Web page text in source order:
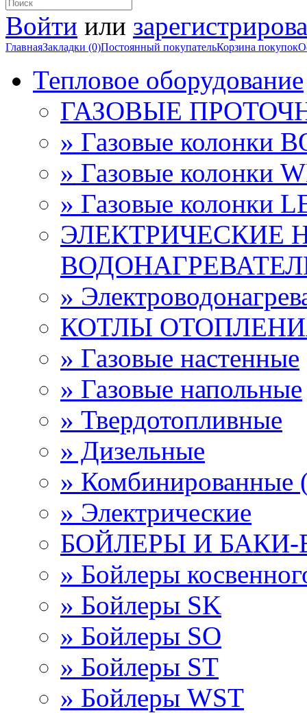
Войти или
ГлавнаяЗакладки (0)Постоянный покупательКорзина покупок
Тепловое оборудование
ГАЗОВЫЕ
» Газовые колонки
» Газовые колонки
» Газовые колонки
ЭЛЕКТРИЧЕСКИЕ
»
КОТЛЫ
» Газовые настенные
» Газовые напольные
» Твердотопливные
» Дизельные
» Комбинированные
» Электрические
БОЙЛЕРЫ И
» Бойлеры
» Бойлеры SK
» Бойлеры SО
» Бойлеры ST
» Бойлеры WST